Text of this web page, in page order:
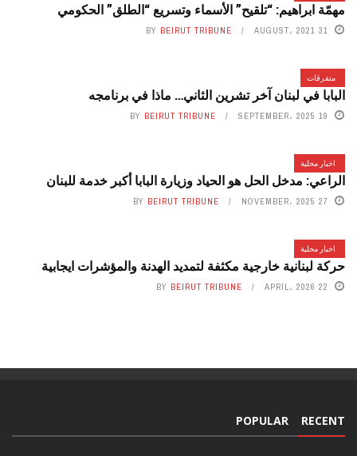
مهمّة ابراهيم: “تلقيح” الأسماء وتسريع “الطلق” الحكومي
31 AUGUST، 2021 BY BEIRUT TRIBUNE
متفرقات
البابا في لبنان آخر تشرين الثاني… ماذا في برنامجه
19 SEPTEMBER، 2025 BY BEIRUT TRIBUNE
اخبار محلية
الراعي: مدخل الحل هو الحياد وزيارة البابا أكبر خدمة للبنان
27 NOVEMBER، 2025 BY BEIRUT TRIBUNE
اخبار محلية
حركة لبنانية خارجية مكثفة لتمديد الهدنة والمؤشرات ايجابية
22 APRIL، 2026 BY BEIRUT TRIBUNE
RECENT
POPULAR